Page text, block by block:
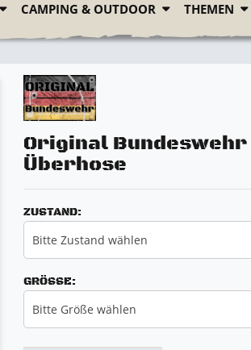
CAMPING & OUTDOOR THEMEN
Original
Überhose
ZUSTAND:
Bitte Zustand wählen
GRÖSSE:
Bitte Größe wählen